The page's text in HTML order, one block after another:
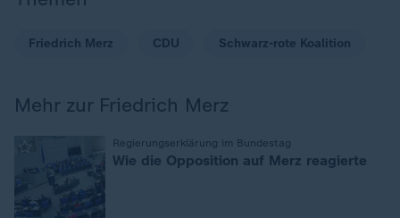
Friedrich Merz CDU Schwarz-rote Koalition
Mehr zur Friedrich Merz
Regierungserklärung im Bundestag
Wie die Opposition auf Merz reagierte